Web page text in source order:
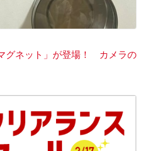
グネット」が登場！ カメラの